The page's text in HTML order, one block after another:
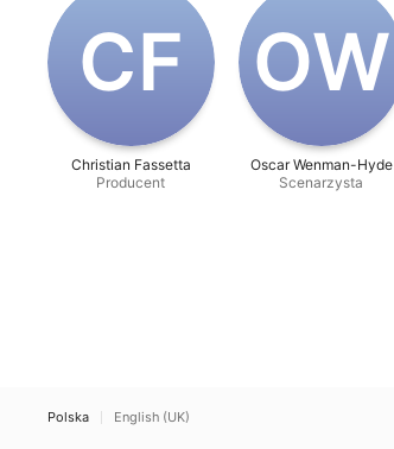
C‌F
Christian Fassetta
Producent
O‌W
Oscar Wenman-Hyde
Scenarzysta
Polska English (UK)